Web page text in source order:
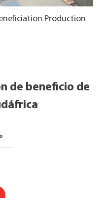
Production
de beneficio de